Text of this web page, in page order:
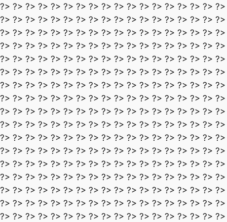
?> ?> ?> ?> ?> ?> ?> ?> ?> ?> ?> ?> ?> ?> ?> ?> ?> ?>
?> ?> ?> ?> ?> ?> ?> ?> ?> ?> ?> ?> ?> ?> ?> ?> ?> ?>
?> ?> ?> ?> ?> ?> ?> ?> ?> ?> ?> ?> ?> ?> ?> ?> ?> ?>
?> ?> ?> ?> ?> ?> ?> ?> ?> ?> ?> ?> ?> ?> ?> ?> ?> ?>
?> ?> ?> ?> ?> ?> ?> ?> ?> ?> ?> ?> ?> ?> ?> ?> ?> ?>
?> ?> ?> ?> ?> ?> ?> ?> ?> ?> ?> ?> ?> ?> ?> ?> ?> ?>
?> ?> ?> ?> ?> ?> ?> ?> ?> ?> ?> ?> ?> ?> ?> ?> ?> ?>
?> ?> ?> ?> ?> ?> ?> ?> ?> ?> ?> ?> ?> ?> ?> ?> ?> ?>
?> ?> ?> ?> ?> ?> ?> ?> ?> ?> ?> ?> ?> ?> ?> ?> ?> ?>
?> ?> ?> ?> ?> ?> ?> ?> ?> ?> ?> ?> ?> ?> ?> ?> ?> ?>
?> ?> ?> ?> ?> ?> ?> ?> ?> ?> ?> ?> ?> ?> ?> ?> ?> ?>
?> ?> ?> ?> ?> ?> ?> ?> ?> ?> ?> ?> ?> ?> ?> ?> ?> ?>
?> ?> ?> ?> ?> ?> ?> ?> ?> ?> ?> ?> ?> ?> ?> ?> ?> ?>
?> ?> ?> ?> ?> ?> ?> ?> ?> ?> ?> ?> ?> ?> ?> ?> ?> ?>
?> ?> ?> ?> ?> ?> ?> ?> ?> ?> ?> ?> ?> ?> ?> ?> ?> ?>
?> ?> ?> ?> ?> ?> ?> ?> ?> ?> ?> ?> ?> ?> ?> ?> ?> ?>
?> ?> ?> ?> ?> ?> ?> ?> ?> ?> ?> ?> ?> ?> ?> ?> ?> ?>